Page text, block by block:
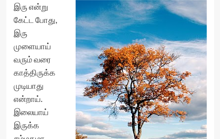
இரு என்று
கேட்ட போது,
இரு
முளையாய்
வரும் வரை
காத்திருக்க
முடியாது
என்றாய்.
இலையாய்
இருக்க